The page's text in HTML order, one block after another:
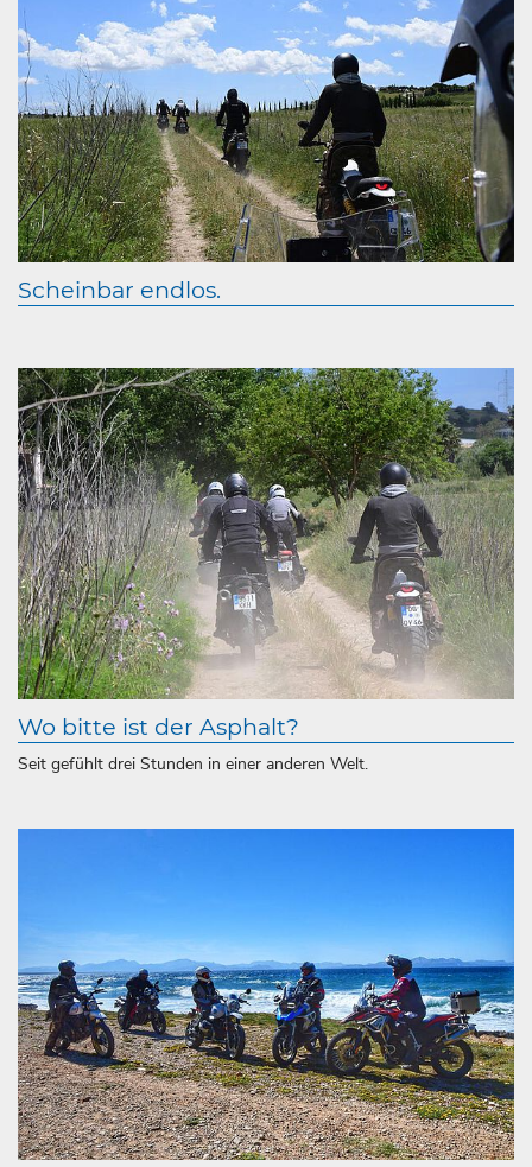
Scheinbar endlos.
Wo bitte ist der Asphalt?
Seit gefühlt drei Stunden in einer anderen Welt.